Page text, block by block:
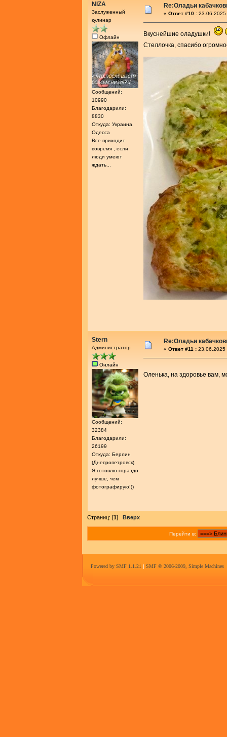
NIZA
Заслуженный
кулинар
Офлайн
Сообщений:
10990
Благодарили:
8830
Откуда: Украина,
Одесса
Все приходит
вовремя , если
люди умеют
ждать...
Re:Оладьи
« Ответ #10 : 23.06.2025
Вкуснейшие оладушки!
Стеллочка, спасибо
Stern
Администратор
Онлайн
Сообщений:
32384
Благодарили:
26199
Откуда: Берлин
(Днепропетровск)
Я готовлю гораздо
лучше, чем
фотографирую!))
Re:Оладьи
« Ответ #11 : 23.06.2025
Оленька, на здоровье вам,
Страниц: [1] Вверх
Перейти в:
Powered by SMF 1.1.21 | SMF © 2006-2009, Simple Machines